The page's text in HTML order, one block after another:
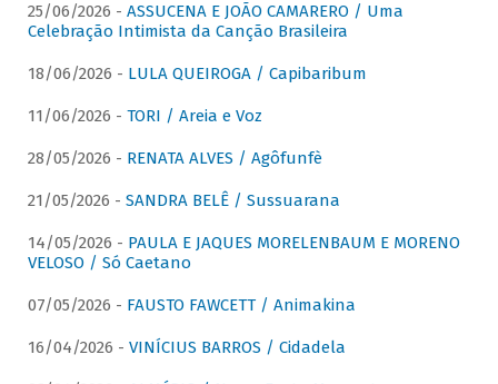
25/06/2026 - ASSUCENA E JOÃO CAMARERO / Uma
Celebração Intimista da Canção Brasileira
18/06/2026 - LULA QUEIROGA / Capibaribum
11/06/2026 - TORI / Areia e Voz
28/05/2026 - RENATA ALVES / Agôfunfè
21/05/2026 - SANDRA BELÊ / Sussuarana
14/05/2026 - PAULA E JAQUES MORELENBAUM E MORENO
VELOSO / Só Caetano
07/05/2026 - FAUSTO FAWCETT / Animakina
16/04/2026 - VINÍCIUS BARROS / Cidadela